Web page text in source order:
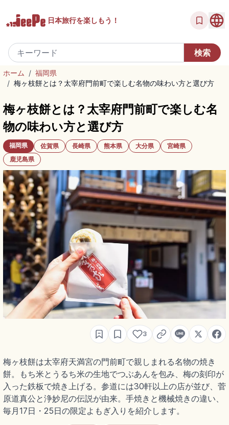
日本旅行を楽しもう！
ホーム / 福岡県
/ 梅ヶ枝餅とは？太宰府門前町で楽しむ名物の味わい方と選び方
梅ヶ枝餅とは？太宰府門前町で楽しむ名
物の味わい方と選び方
福岡県 佐賀県 長崎県 熊本県 大分県
宮崎県
鹿児島県
3
梅ヶ枝餅は太宰府天満宮の門前町で親しまれる名物の焼き
餅。もち米とうるち米の生地でつぶあんを包み、梅の刻印が
入った鉄板で焼き上げる。参道には30軒以上の店が並び、菅
原道真公と浄妙尼の伝説が由来。手焼きと機械焼きの違い、
毎月17日・25日の限定よもぎ入りを紹介します。